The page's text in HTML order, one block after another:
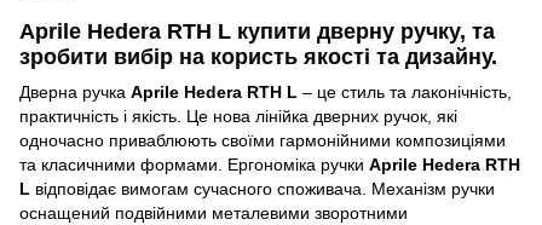
Aprile Hedera RTH L купити дверну ручку, та
зробити вибір на користь якості та дизайну.
Дверна ручка Aprile Hedera RTH L – це стиль та лаконічність,
практичність і якість. Це нова лінійка дверних ручок, які
одночасно приваблюють своїми гармонійними композиціями
та класичними формами. Ергономіка ручки Aprile Hedera RTH
L відповідає вимогам сучасного споживача. Механізм ручки
оснащений подвійними металевими зворотними